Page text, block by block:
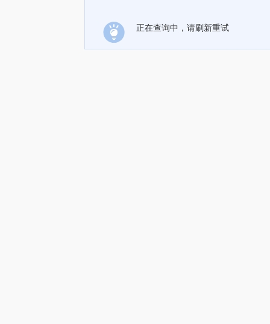
正在查询中，请刷新重试